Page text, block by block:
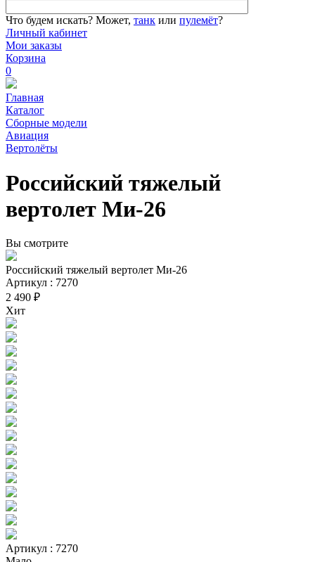
Что будем искать? Может, танк или пулемёт?
Личный кабинет
Мои заказы
Корзина
0
Главная
Каталог
Сборные модели
Авиация
Вертолёты
Российский тяжелый
вертолет Ми-26
Вы смотрите
Российский тяжелый вертолет Ми-26
Артикул : 7270
2 490 ₽
Хит
Артикул : 7270